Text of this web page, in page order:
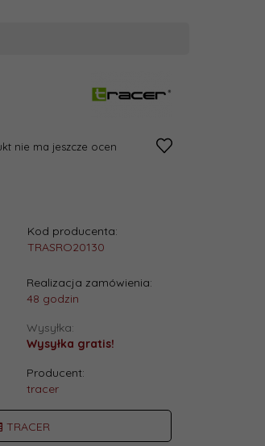
nie ma jeszcze ocen
Kod producenta:
TRASRO20130
Realizacja zamówienia:
48 godzin
Wysyłka:
Wysyłka gratis!
Producent:
tracer
TRACER